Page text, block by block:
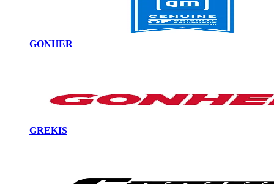
GONHER
GREKIS